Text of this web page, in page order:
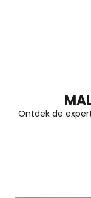
Enter)Ontdek de